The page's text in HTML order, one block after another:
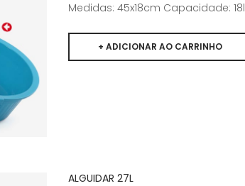
Medidas: 45x18cm Capacidade: 18l
ALGUIDAR 27L